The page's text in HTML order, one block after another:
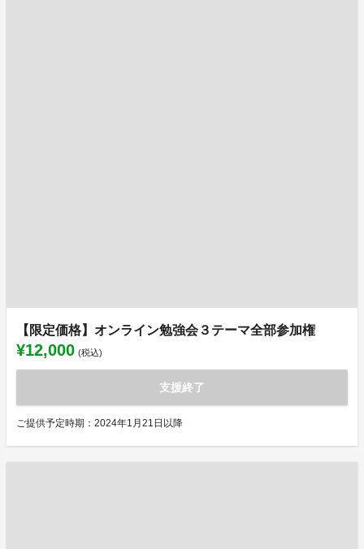
【限定価格】オンライン勉強会３テーマ全部参加権
¥12,000 (税込)
支援終了
ご提供予定時期：2024年1月21日以降